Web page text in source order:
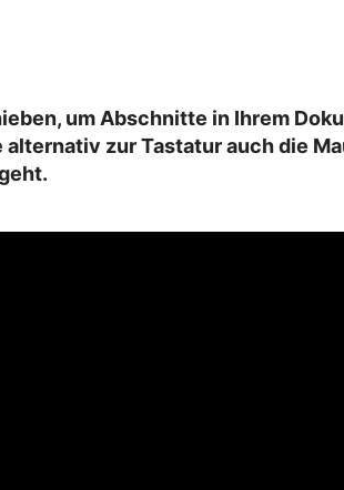
um Abschnitte in Ihrem
zur Tastatur auch die